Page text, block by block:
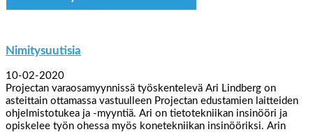
Nimitysuutisia
10-02-2020
Projectan varaosamyynnissä työskentelevä Ari Lindberg on
asteittain ottamassa vastuulleen Projectan edustamien laitteiden
ohjelmistotukea ja -myyntiä. Ari on tietotekniikan insinööri ja
opiskelee työn ohessa myös konetekniikan insinööriksi. Arin